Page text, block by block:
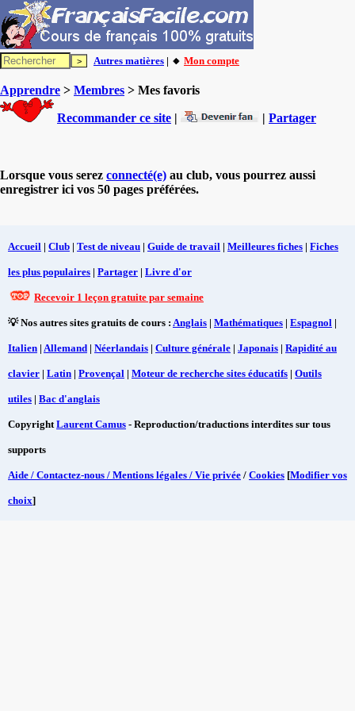
Autres matières | 🔸 Mon compte
Apprendre > Membres > Mes favoris
Recommander ce site | | Partager
Lorsque vous serez connecté(e) au club, vous pourrez aussi
enregistrer ici vos 50 pages préférées.
Accueil | Club | Test de niveau | Guide de travail | Meilleures fiches | Fiches
les plus populaires | Partager | Livre d'or
Recevoir 1 leçon gratuite par semaine
💡 Nos autres sites gratuits de cours : Anglais | Mathématiques | Espagnol |
Italien | Allemand | Néerlandais | Culture générale | Japonais | Rapidité au
clavier | Latin | Provençal | Moteur de recherche sites éducatifs | Outils
utiles | Bac d'anglais
CopyrightLaurent Camus - Reproduction/traductions interdites sur tous
supports
Aide / Contactez-nous / Mentions légales / Vie privée / Cookies [Modifier vos
choix]